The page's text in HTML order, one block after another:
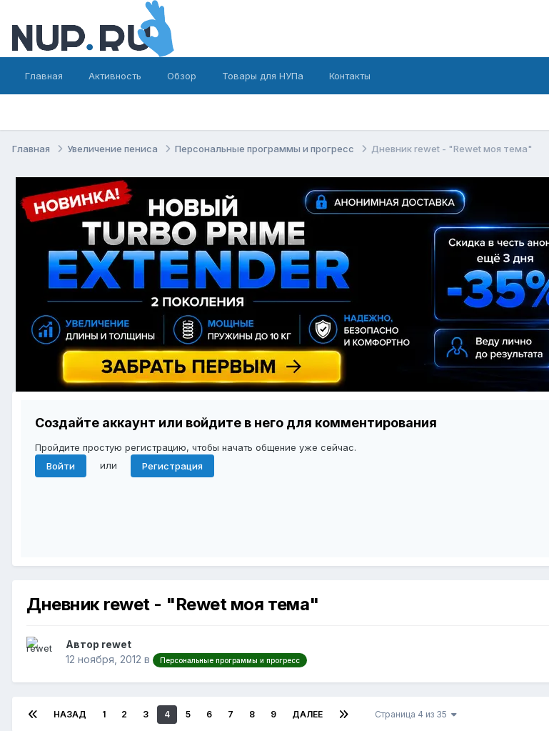
Главная Активность Обзор Товары для НУПа Контакты
Главная Увеличение пениса Персональные программы и прогресс Дневник rewet - "Rewet моя тема"
Создайте аккаунт или войдите в него для комментирования
Пройдите простую регистрацию, чтобы начать общение уже сейчас.
Войти
или Регистрация
Дневник rewet - "Rewet моя тема"
Автор rewet
12 ноября, 2012 в Персональные программы и прогресс
НАЗАД 1 2 3 4 5 6 7 8 9 ДАЛЕЕ Страница 4 из 35